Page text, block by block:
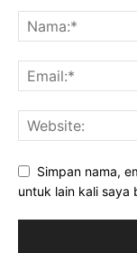
Simpan nama,
untuk lain kali saya